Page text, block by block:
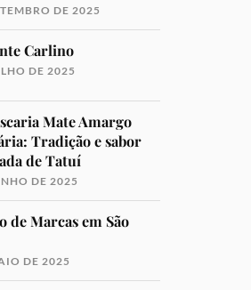
DE 2025
Carlino
DE 2025
Mate Amargo
Tradição e sabor
de Tatuí
DE 2025
de Marcas em São
DE 2025